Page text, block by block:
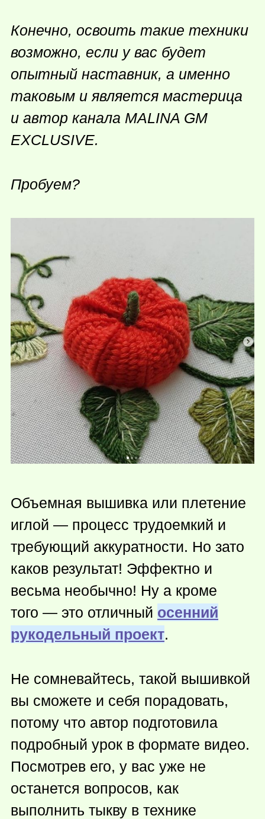
Конечно, освоить такие техники
возможно, если у вас будет
опытный наставник, а именно
таковым и является мастерица
и автор канала MALINA GM
EXCLUSIVE.
Пробуем?
Объемная вышивка или плетение
иглой — процесс трудоемкий и
требующий аккуратности. Но зато
каков результат! Эффектно и
весьма необычно! Ну а кроме
того — это отличный осенний
рукодельный проект.
Не сомневайтесь, такой вышивкой
вы сможете и себя порадовать,
потому что автор подготовила
подробный урок в формате видео.
Посмотрев его, у вас уже не
останется вопросов, как
выполнить тыкву в технике